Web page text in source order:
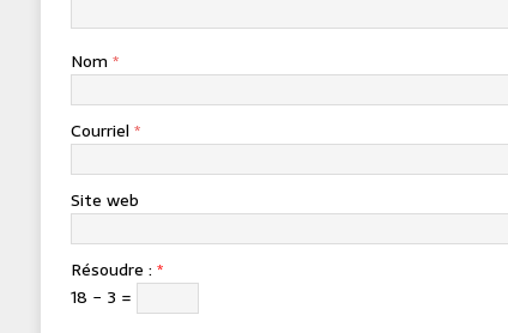
Nom *
Courriel *
Site web
Résoudre : *
18 − 3 =